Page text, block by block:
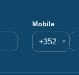
Mobile
+352